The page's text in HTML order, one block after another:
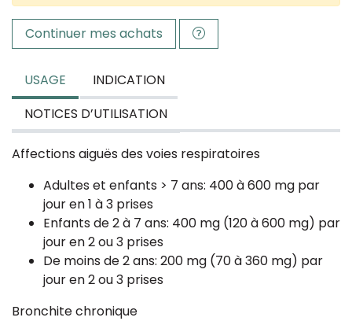
Continuer mes achats
USAGE
INDICATION
NOTICES D’UTILISATION
Affections aiguës des voies respiratoires
Adultes et enfants > 7 ans: 400 à 600 mg par
jour en 1 à 3 prises
Enfants de 2 à 7 ans: 400 mg (120 à 600 mg) par
jour en 2 ou 3 prises
De moins de 2 ans: 200 mg (70 à 360 mg) par
jour en 2 ou 3 prises
Bronchite chronique